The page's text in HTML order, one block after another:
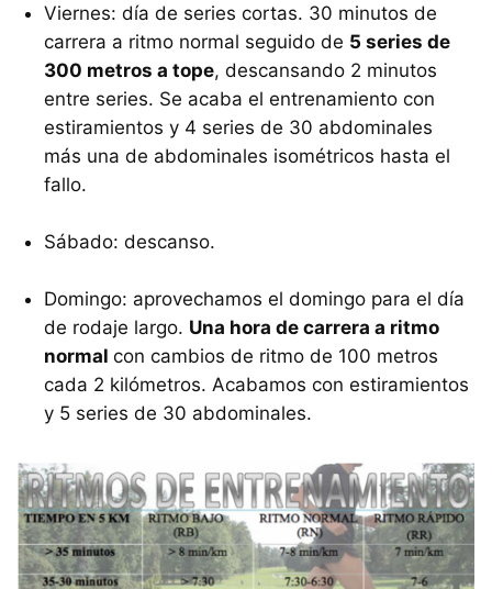
Viernes: día de series cortas. 30 minutos de
carrera a ritmo normal seguido de 5 series de
300 metros a tope, descansando 2 minutos
entre series. Se acaba el entrenamiento con
estiramientos y 4 series de 30 abdominales
más una de abdominales isométricos hasta el
fallo.
Sábado: descanso.
Domingo: aprovechamos el domingo para el día
de rodaje largo. Una hora de carrera a ritmo
normal con cambios de ritmo de 100 metros
cada 2 kilómetros. Acabamos con estiramientos
y 5 series de 30 abdominales.